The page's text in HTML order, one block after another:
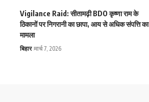
Vigilance Raid: सीतामढ़ी BDO कृष्णा राम के
ठिकानों पर निगरानी का छापा, आय से अधिक संपत्ति का
मामला
बिहार मार्च 7, 2026